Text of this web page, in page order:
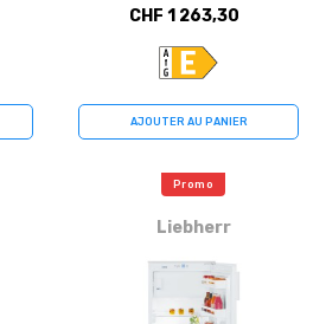
CHF 1 263,30
AJOUTER AU PANIER
Promo
Liebherr